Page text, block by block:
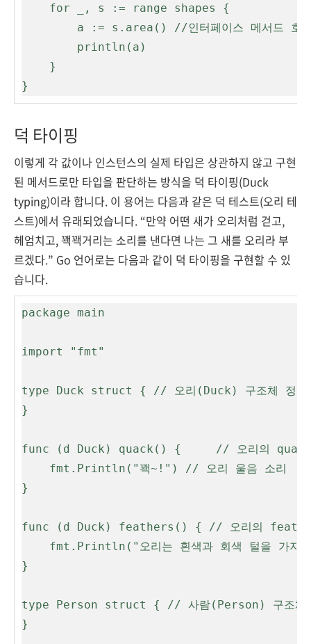
}
덕 타이핑
이렇게 각 값이나 인스턴스의 실제 타입은 상관하지 않고 구현
된 메서드로만 타입을 판단하는 방식을 덕 타이핑(Duck
typing)이라 합니다. 이 용어는 다음과 같은 덕 테스트(오리 테
스트)에서 유래되었습니다. “만약 어떤 새가 오리처럼 걷고,
헤엄치고, 꽥꽥거리는 소리를 낸다면 나는 그 새를 오리라 부
르겠다.” Go 언어로는 다음과 같이 덕 타이핑을 구현할 수 있
습니다.
package main
import "fmt"
type Duck struct { // 오리(Duck) 구조체 정의
}
func (d Duck) quack() {     // 오리의 quack
}
func (d Duck) feathers() { // 오리의
}
type Person struct { // 사람(Person) 구조체
}